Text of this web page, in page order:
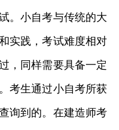
。小自考与传统的大
实践，考试难度相对
，同样需要具备一定
考生通过小自考所获
询到的。在建造师考